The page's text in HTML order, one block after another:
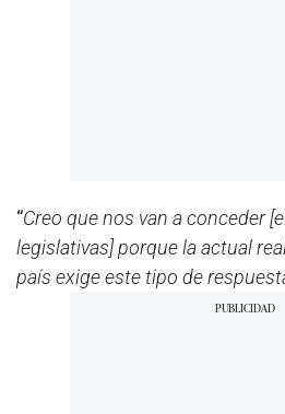
“Creo que nos van a conceder
legislativas] porque la actual
país exige este tipo de